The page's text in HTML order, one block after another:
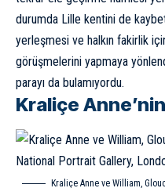
durumda Lille kentini de
yerleşmesi ve halkın fakirlik
görüşmelerini yapmaya
parayı da bulamıyordu.
Kraliçe
Kraliçe Anne ve William,